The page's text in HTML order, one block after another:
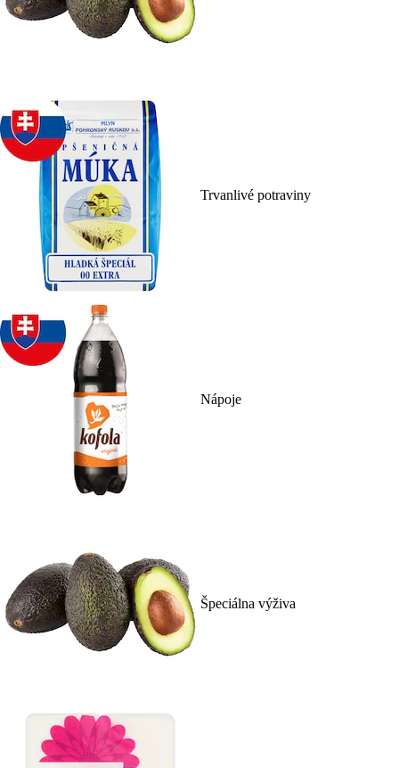
Trvanlivé potraviny
Nápoje
Špeciálna výživa